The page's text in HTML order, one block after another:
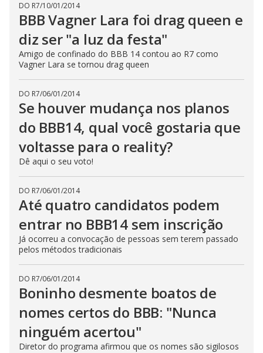
DO R7/10/01/2014
BBB Vagner Lara foi drag queen e
diz ser "a luz da festa"
Amigo de confinado do BBB 14 contou ao R7 como
Vagner Lara se tornou drag queen
DO R7/06/01/2014
Se houver mudança nos planos
do BBB14, qual você gostaria que
voltasse para o reality?
Dê aqui o seu voto!
DO R7/06/01/2014
Até quatro candidatos podem
entrar no BBB14 sem inscrição
Já ocorreu a convocação de pessoas sem terem passado
pelos métodos tradicionais
DO R7/06/01/2014
Boninho desmente boatos de
nomes certos do BBB: "Nunca
ninguém acertou"
Diretor do programa afirmou que os nomes são sigilosos